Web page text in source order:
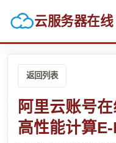
云服务器在线
返回列表
阿里云账号
高性能计算